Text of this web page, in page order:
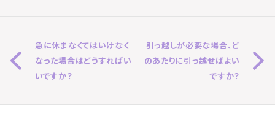
急に休まなくてはいけなく
なった場合はどうすればい
いですか？
引っ越しが必要な場合、ど
のあたりに引っ越せばよい
ですか？